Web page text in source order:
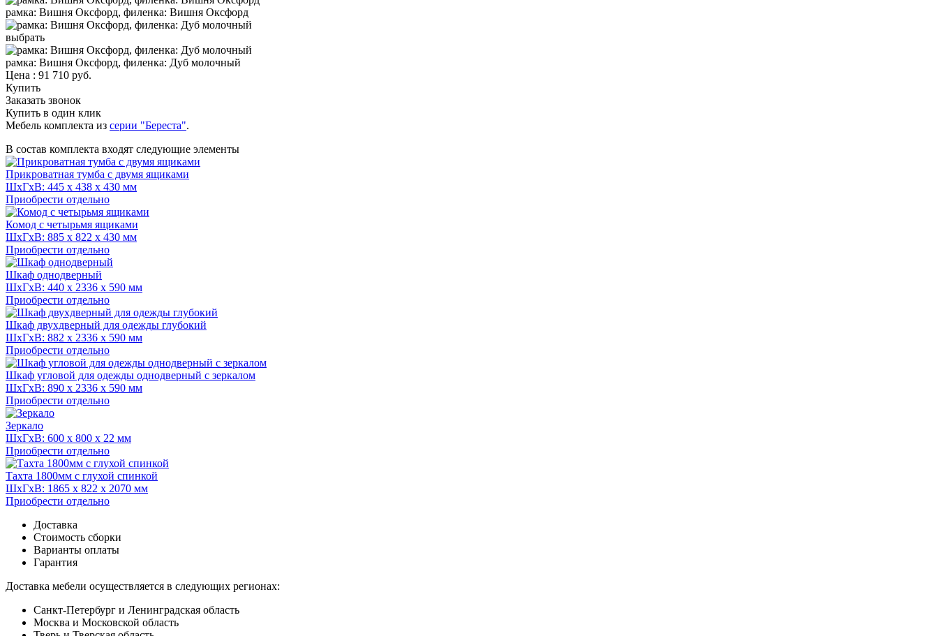
рамка: Вишня Оксфорд, филенка: Вишня Оксфорд
выбрать
рамка: Вишня Оксфорд, филенка: Дуб молочный
Цена : 91 710 руб.
Купить
Заказать звонок
Купить в один клик
Мебель комплекта из серии "Береста".
В состав комплекта входят следующие элементы
Прикроватная тумба с двумя ящиками
ШхГхВ: 445 x 438 x 430 мм
Приобрести отдельно
Комод с четырьмя ящиками
ШхГхВ: 885 x 822 x 430 мм
Приобрести отдельно
Шкаф однодверный
ШхГхВ: 440 x 2336 x 590 мм
Приобрести отдельно
Шкаф двухдверный для одежды глубокий
ШхГхВ: 882 x 2336 x 590 мм
Приобрести отдельно
Шкаф угловой для одежды однодверный с зеркалом
ШхГхВ: 890 x 2336 x 590 мм
Приобрести отдельно
Зеркало
ШхГхВ: 600 x 800 x 22 мм
Приобрести отдельно
Тахта 1800мм с глухой спинкой
ШхГхВ: 1865 x 822 x 2070 мм
Приобрести отдельно
Доставка
Стоимость сборки
Варианты оплаты
Гарантия
Доставка мебели осуществляется в следующих регионах:
Санкт-Петербург и Ленинградская область
Москва и Московской область